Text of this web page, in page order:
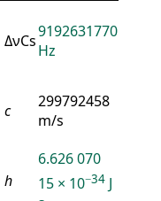
ΔνCs9192631770
Hz
c
299792458
m/s
h
6.626 070
15 × 10−34 J